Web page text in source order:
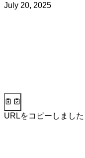
July 20, 2025
URLをコピーしました